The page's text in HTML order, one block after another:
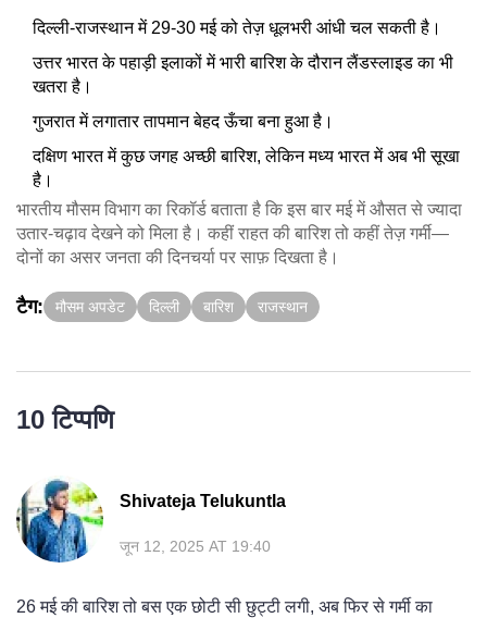
दिल्ली-राजस्थान में 29-30 मई को तेज़ धूलभरी आंधी चल सकती है।
उत्तर भारत के पहाड़ी इलाकों में भारी बारिश के दौरान लैंडस्लाइड का भी
खतरा है।
गुजरात में लगातार तापमान बेहद ऊँचा बना हुआ है।
दक्षिण भारत में कुछ जगह अच्छी बारिश, लेकिन मध्य भारत में अब भी सूखा
है।
भारतीय मौसम विभाग का रिकॉर्ड बताता है कि इस बार मई में औसत से ज्यादा
उतार-चढ़ाव देखने को मिला है। कहीं राहत की बारिश तो कहीं तेज़ गर्मी—
दोनों का असर जनता की दिनचर्या पर साफ़ दिखता है।
टैग: मौसम अपडेट दिल्ली बारिश राजस्थान
10 टिप्पणि
Shivateja Telukuntla
जून 12, 2025 AT 19:40
26 मई की बारिश तो बस एक छोटी सी छुट्टी लगी, अब फिर से गर्मी का